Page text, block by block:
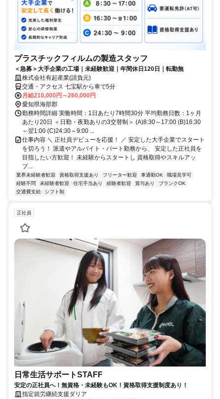
プラスチックフィルムの製造スタッフ
＜急募＞大手企業の工場｜未経験歓迎｜年間休日120日｜転勤無
株式会社有起産業(請負元)
交通・アクセス 七宝駅から車で5分
月給210,000円～260,000円
愛知県海部郡
勤務時間詳細 実働時間：1日あたり7時間30分 平均勤務日数：1ヶ月
あたり20日 ＜日勤・夜勤ありの3交替制＞ (A)8:30～17:00 (B)16:30
～翌1:00 (C)24:30～9:00 ...
仕事内容 ＼ 正社員デビューを応援！ ／ 安定した大手企業でスタート
を切ろう！ 派遣やアルバイト・パート勤務から、 安定した正社員を
目指したい方歓迎！ 未経験からスタートし 資格取得やスキルアッ
プ...
業界未経験者歓迎 資格取得支援あり フリーター歓迎 車通勤OK
職場見学可
経験不問
未経験者歓迎 住宅手当あり 経験者歓迎 賞与あり
ブランクOK
交通費支給
シフト制
正社員
日常生活サポートSTAFF
安定の正社員へ！無資格・未経験もOK！資格取得支援制度あり！
指定就労継続支援ダリア